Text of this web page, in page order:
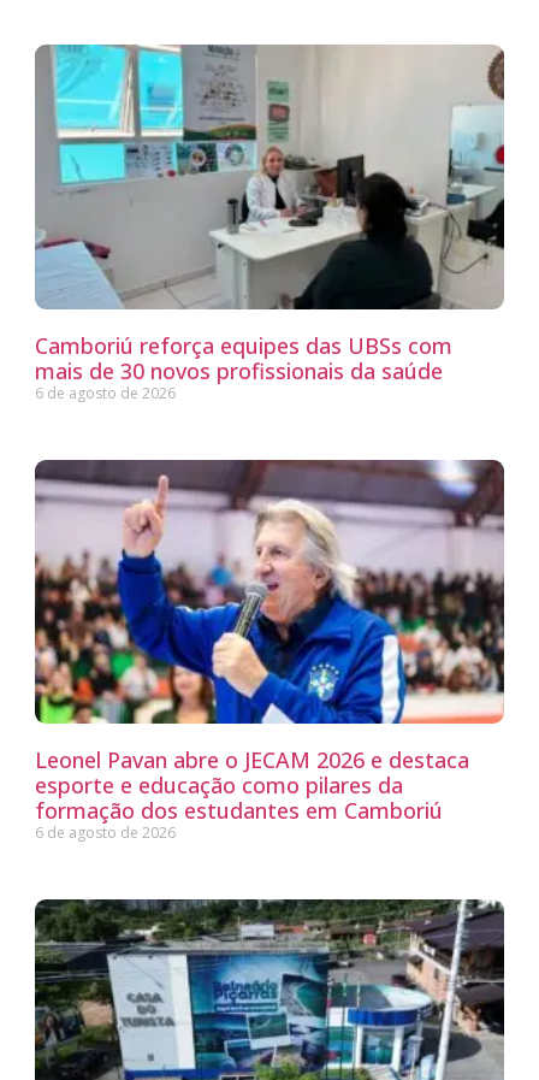
Camboriú reforça equipes das UBSs com
mais de 30 novos profissionais da saúde
6 de agosto de 2026
Leonel Pavan abre o JECAM 2026 e destaca
esporte e educação como pilares da
formação dos estudantes em Camboriú
6 de agosto de 2026